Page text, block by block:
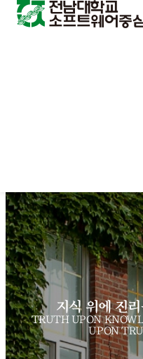
지식 위에 진
TRUTH UPON
UPON